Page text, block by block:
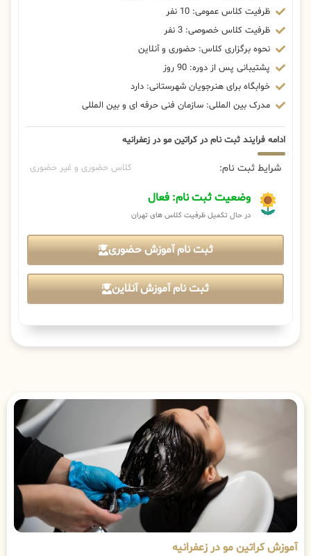
ظرفیت کلاس عمومی: 10 نفر
ظرفیت کلاس خصوصی: 3 نفر
نحوه برگزاری کلاس: حضوری و آنلاین
پشتیبانی پس از دوره: 90 روز
خوابگاه برای هنرجویان شهرستانی: دارد
مدرک بین المللی: سازمان فنی حرفه ای و بین المللی
ادامه فرایند ثبت نام در کراتین مو در زعفرانیه
شرایط ثبت نام: کلاس حضوری و غیر حضوری
وضعیت ثبت نام: فعال
در حال تکمیل ظرفیت کلاس های تهران
ثبت نام آموزش حضوری
ثبت نام آموزش آنلاین
آموزش کراتین مو در زعفرانیه